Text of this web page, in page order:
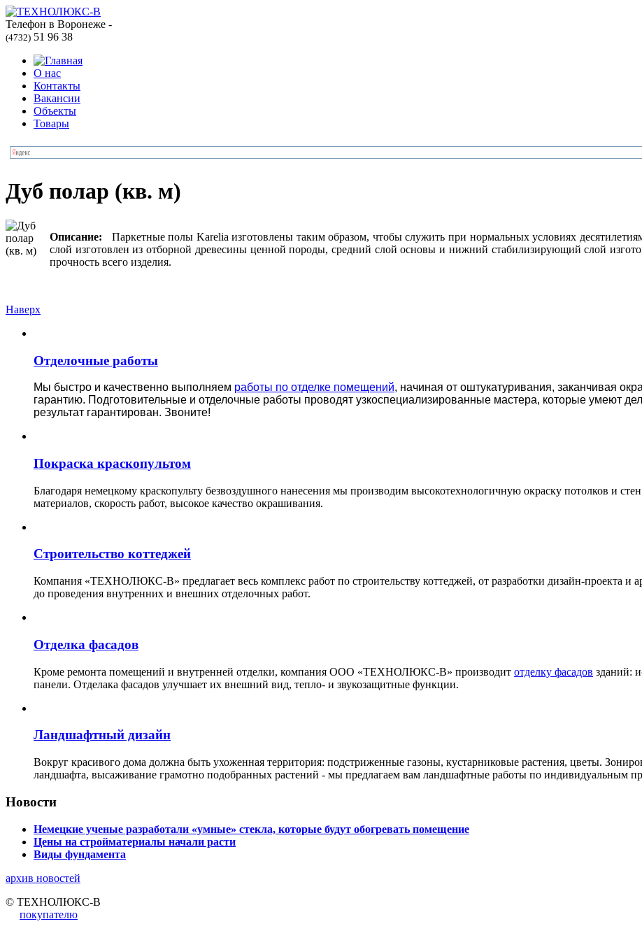
Телефон в Воронеже -
(4732) 51 96 38
О нас
Контакты
Вакансии
Объекты
Товары
Дуб полар (кв. м)
Описание: Паркетные полы Karelia изготовлены таким образом, чтобы служить при нормальных условиях
слой изготовлен из отборной древесины ценной породы, средний слой основы и нижний стабилизирующий слой
прочность всего изделия.
Наверх
Отделочные работы
Мы быстро и качественно выполняем работы по отделке помещений, начиная от оштукатуривания, заканчивая
гарантию. Подготовительные и отделочные работы проводят узкоспециализированные мастера, которые умеют
результат гарантирован. Звоните!
Покраска краскопультом
Благодаря немецкому краскопульту безвоздушного нанесения мы производим высокотехнологичную окраску потолков и
материалов, скорость работ, высокое качество окрашивания.
Строительство коттеджей
Компания «ТЕХНОЛЮКС-В» предлагает весь комплекс работ по строительству коттеджей, от разработки дизайн-проекта и
до проведения внутренних и внешних отделочных работ.
Отделка фасадов
Кроме ремонта помещений и внутренней отделки, компания ООО «ТЕХНОЛЮКС-В» производит отделку фасадов зданий:
панели. Отделака фасадов улучшает их внешний вид, тепло- и звукозащитные функции.
Ландшафтный дизайн
Вокруг красивого дома должна быть ухоженная территория: подстриженные газоны, кустарниковые растения, цветы.
ландшафта, высаживание грамотно подобранных растений - мы предлагаем вам ландшафтные работы по индивидуальным
Новости
Немецкие ученые разработали «умные» стекла, которые будут обогревать помещение
Цены на стройматериалы начали расти
Виды фундамента
архив новостей
© ТЕХНОЛЮКС-В
покупателю